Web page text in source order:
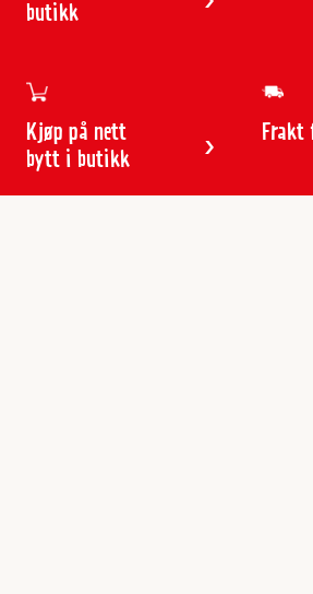
butikk
Kjøp på nett
bytt i butikk
Frakt